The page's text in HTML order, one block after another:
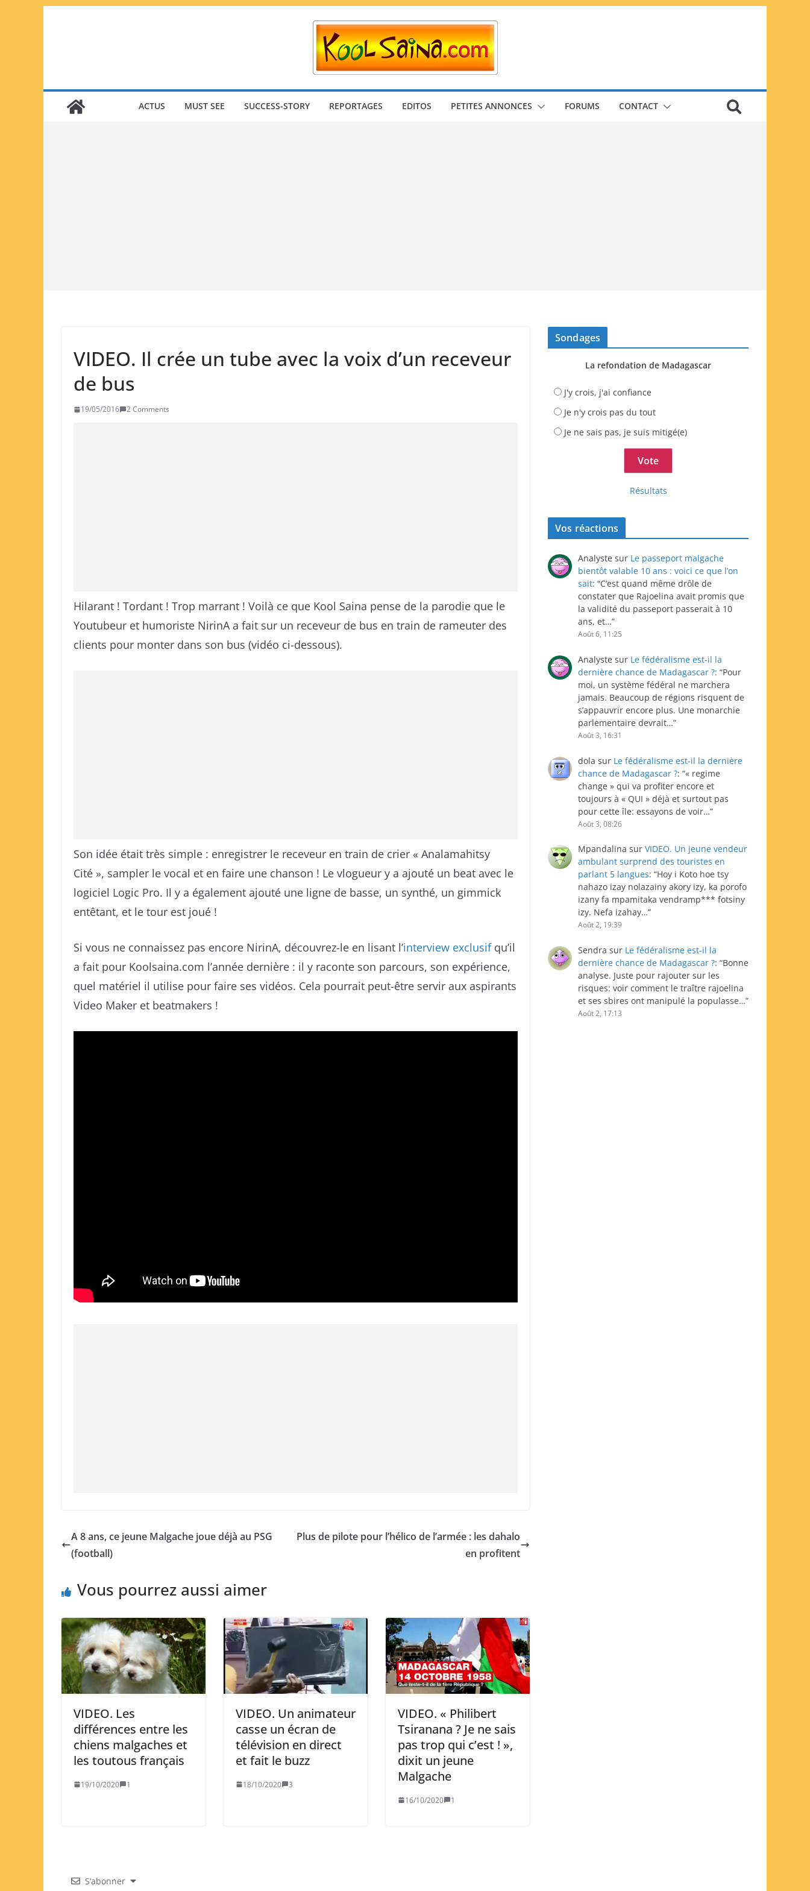
ACTUS MUST SEE SUCCESS-STORY REPORTAGES EDITOS PETITES ANNONCES FORUMS CONTACT
VIDEO. Il crée un tube avec la voix d’un receveur
de bus
19/05/2016 2 Comments
Hilarant ! Tordant ! Trop marrant ! Voilà ce que Kool Saina pense de la parodie que le
Youtubeur et humoriste NirinA a fait sur un receveur de bus en train de rameuter des
clients pour monter dans son bus (vidéo ci-dessous).
Son idée était très simple : enregistrer le receveur en train de crier « Analamahitsy
Cité », sampler le vocal et en faire une chanson ! Le vlogueur y a ajouté un beat avec le
logiciel Logic Pro. Il y a également ajouté une ligne de basse, un synthé, un gimmick
entêtant, et le tour est joué !
Si vous ne connaissez pas encore NirinA, découvrez-le en lisant l’interview exclusifqu’il
a fait pour Koolsaina.com l’année dernière : il y raconte son parcours, son expérience,
quel matériel il utilise pour faire ses vidéos. Cela pourrait peut-être servir aux aspirants
Video Maker et beatmakers !
A 8 ans, ce jeune Malgache joue déjà au PSG
(football)
Plus de pilote pour l’hélico de l’armée : les dahalo
en profitent
Vous pourrez aussi aimer
VIDEO. Les
différences entre les
chiens malgaches et
les toutous français
19/10/2020 1
VIDEO. Un animateur
casse un écran de
télévision en direct
et fait le buzz
18/10/2020 3
VIDEO. « Philibert
Tsiranana ? Je ne sais
pas trop qui c’est ! »,
dixit un jeune
Malgache
16/10/2020 1
S’abonner
Sondages
La refondation de Madagascar
J'y crois, j'ai confiance
Je n'y crois pas du tout
Je ne sais pas, je suis mitigé(e)
Résultats
Vos réactions
Analyste sur Le passeport malgache
bientôt valable 10 ans : voici ce que l’on
sait: “C’est quand même drôle de
constater que Rajoelina avait promis que
la validité du passeport passerait à 10
ans, et…”
Août 6, 11:25
Analyste sur Le fédéralisme est-il la
dernière chance de Madagascar ?: “Pour
moi, un système fédéral ne marchera
jamais. Beaucoup de régions risquent de
s’appauvrir encore plus. Une monarchie
parlementaire devrait…”
Août 3, 16:31
dola sur Le fédéralisme est-il la dernière
chance de Madagascar ?: “« regime
change » qui va profiter encore et
toujours à « QUI » déjà et surtout pas
pour cette île: essayons de voir…”
Août 3, 08:26
Mpandalina sur VIDEO. Un jeune vendeur
ambulant surprend des touristes en
parlant 5 langues: “Hoy i Koto hoe tsy
nahazo izay nolazainy akory izy, ka porofo
izany fa mpamitaka vendramp*** fotsiny
izy. Nefa izahay…”
Août 2, 19:39
Sendra sur Le fédéralisme est-il la
dernière chance de Madagascar ?: “Bonne
analyse. Juste pour rajouter sur les
risques: voir comment le traître rajoelina
et ses sbires ont manipulé la populasse…”
Août 2, 17:13